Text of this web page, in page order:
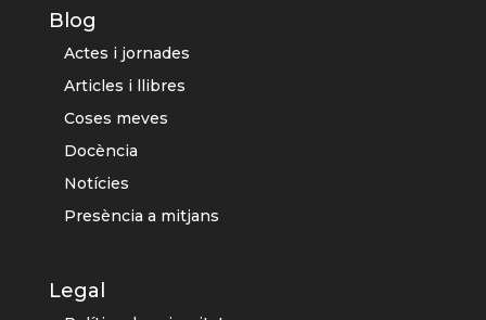
Blog
Actes i jornades
Articles i llibres
Coses meves
Docència
Notícies
Presència a mitjans
Legal